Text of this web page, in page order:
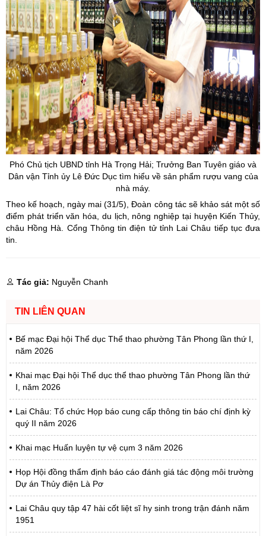
Phó Chủ tịch UBND tỉnh Hà Trọng Hải; Trưởng Ban Tuyên giáo và
Dân vận Tỉnh ủy Lê Đức Dục tìm hiểu về sản phẩm rượu vang của
nhà máy.
Theo kế hoạch, ngày mai (31/5), Đoàn công tác sẽ khảo sát một số
điểm phát triển văn hóa, du lịch, nông nghiệp tại huyện Kiến Thủy,
châu Hồng Hà. Cổng Thông tin điện tử tỉnh Lai Châu tiếp tục đưa
tin.
Tác giả: Nguyễn Chanh
TIN LIÊN QUAN
Bế mạc Đại hội Thể dục Thể thao phường Tân Phong lần thứ I,
năm 2026
Khai mạc Đại hội Thể dục thể thao phường Tân Phong lần thứ
I, năm 2026
Lai Châu: Tổ chức Họp báo cung cấp thông tin báo chí định kỳ
quý II năm 2026
Khai mạc Huấn luyện tự vệ cụm 3 năm 2026
Họp Hội đồng thẩm định báo cáo đánh giá tác động môi trường
Dự án Thủy điện Là Pơ
Lai Châu quy tập 47 hài cốt liệt sĩ hy sinh trong trận đánh năm
1951